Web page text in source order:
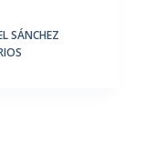
SÁNCHEZ